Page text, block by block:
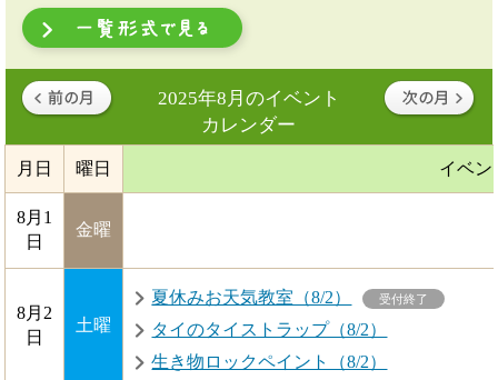
2025年8月のイベント
カレンダー
月日 曜日 イベン
8月1
日
金曜
8月2
日
土曜
夏休みお天気教室（8/2） 受付終了
タイのタイストラップ（8/2）
生き物ロックペイント（8/2）